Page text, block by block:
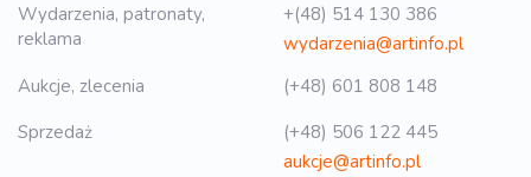
Wydarzenia, patronaty,
reklama
+(48) 514 130 386
wydarzenia@artinfo.pl
Aukcje, zlecenia
(+48) 601 808 148
Sprzedaż
(+48) 506 122 445
aukcje@artinfo.pl